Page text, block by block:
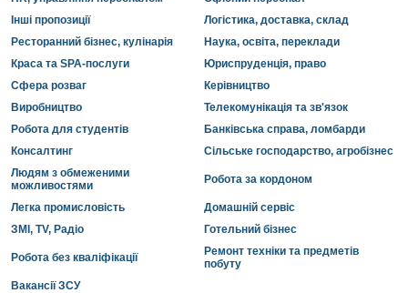
Інші пропозиції
Логістика, доставка, склад
Ресторанний бізнес, кулінарія
Наука, освіта, переклади
Краса та SPA-послуги
Юриспруденція, право
Сфера розваг
Керівництво
Виробництво
Телекомунікація та зв'язок
Робота для студентів
Банківська справа, ломбарди
Консалтинг
Сільське господарство, агробізнес
Людям з обмеженими
можливостями
Робота за кордоном
Легка промисловість
Домашній сервіс
ЗМІ, TV, Радіо
Готельний бізнес
Робота без кваліфікації
Ремонт техніки та предметів
побуту
Вакансії ЗСУ